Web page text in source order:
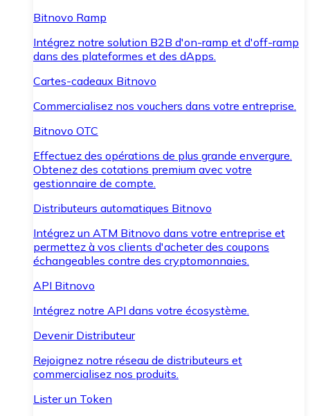
Bitnovo Ramp
Intégrez notre solution B2B d'on-ramp et d'off-ramp
dans des plateformes et des dApps.
Cartes-cadeaux Bitnovo
Commercialisez nos vouchers dans votre entreprise.
Bitnovo OTC
Effectuez des opérations de plus grande envergure.
Obtenez des cotations premium avec votre
gestionnaire de compte.
Distributeurs automatiques Bitnovo
Intégrez un ATM Bitnovo dans votre entreprise et
permettez à vos clients d'acheter des coupons
échangeables contre des cryptomonnaies.
API Bitnovo
Intégrez notre API dans votre écosystème.
Devenir Distributeur
Rejoignez notre réseau de distributeurs et
commercialisez nos produits.
Lister un Token